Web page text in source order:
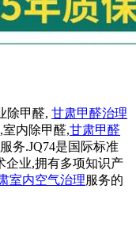
除甲醛, 甘肃甲醛治理
,室内除甲醛,甘肃甲醛
服务.JQ74是国际标准
企业,拥有多项知识产
室内空气治理服务的